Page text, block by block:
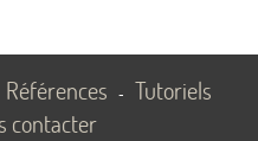
Références - Tutoriels
contacter